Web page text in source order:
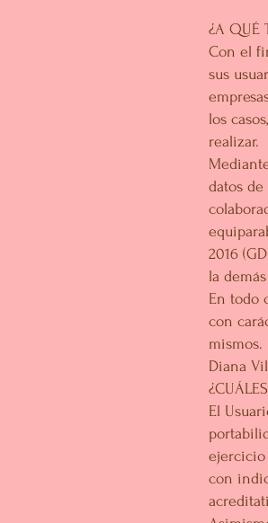
¿A QUÉ
Con el
sus
los
realizar.
datos
2016
la
En todo
con
mismos.
Diana
El
ejercicio
con